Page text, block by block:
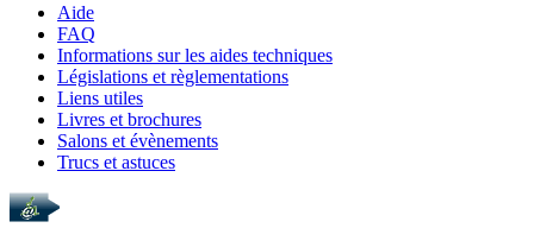
Aide
FAQ
Informations sur les aides techniques
Législations et règlementations
Liens utiles
Livres et brochures
Salons et évènements
Trucs et astuces